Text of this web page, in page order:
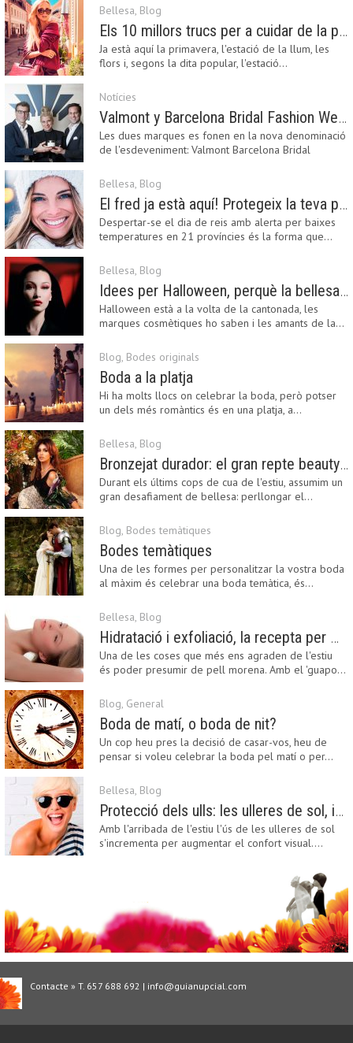
Bellesa, Blog
Els 10 millors trucs per a cuidar de la pell a la primavera
Ja està aquí la primavera, l'estació de la llum, les
flors i, segons la dita popular, l'estació…
Notícies
Valmont y Barcelona Bridal Fashion Week s’uneixen per donar impuls a la creativitat, la innovació i el disseny de la moda nupcial
Les dues marques es fonen en la nova denominació
de l'esdeveniment: Valmont Barcelona Bridal
Bellesa, Blog
El fred ja està aquí! Protegeix la teva pell amb els nostres consells i propostes
Despertar-se el dia de reis amb alerta per baixes
temperatures en 21 províncies és la forma que…
Bellesa, Blog
Idees per Halloween, perquè la bellesa pot ser terrorífica
Halloween està a la volta de la cantonada, les
marques cosmètiques ho saben i les amants de la…
Blog, Bodes originals
Boda a la platja
Hi ha molts llocs on celebrar la boda, però potser
un dels més romàntics és en una platja, a…
Bellesa, Blog
Bronzejat durador: el gran repte beauty del final de l’estiu
Durant els últims cops de cua de l'estiu, assumim un
gran desafiament de bellesa: perllongar el…
Blog, Bodes temàtiques
Bodes temàtiques
Una de les formes per personalitzar la vostra boda
al màxim és celebrar una boda temàtica, és…
Bellesa, Blog
Hidratació i exfoliació, la recepta per mantenir el bronzejat
Una de les coses que més ens agraden de l'estiu
és poder presumir de pell morena. Amb el 'guapo…
Blog, General
Boda de matí, o boda de nit?
Un cop heu pres la decisió de casar-vos, heu de
pensar si voleu celebrar la boda pel matí o per…
Bellesa, Blog
Protecció dels ulls: les ulleres de sol, imprescindibles en una boda estiuenca
Amb l'arribada de l'estiu l'ús de les ulleres de sol
s'incrementa per augmentar el confort visual.…
Contacte » T. 657 688 692 | info@guianupcial.com